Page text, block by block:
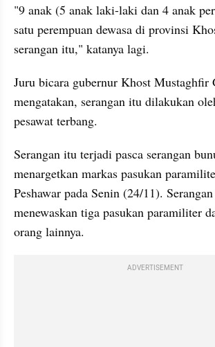
"9 anak (5 anak laki-laki dan 4 anak
satu perempuan dewasa di provinsi
serangan itu," katanya lagi.
Juru bicara gubernur Khost Mustaghfir
mengatakan, serangan itu dilakukan
pesawat terbang.
Serangan itu terjadi pasca serangan
menargetkan markas pasukan
Peshawar pada Senin (24/11).
menewaskan tiga pasukan paramiliter
orang lainnya.
ADVERTISEMENT